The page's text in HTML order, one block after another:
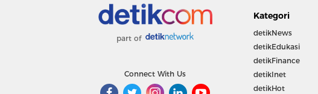
part of
Connect With Us
Kategori
detikNews
detikEdukasi
detikFinance
detikInet
detikHot